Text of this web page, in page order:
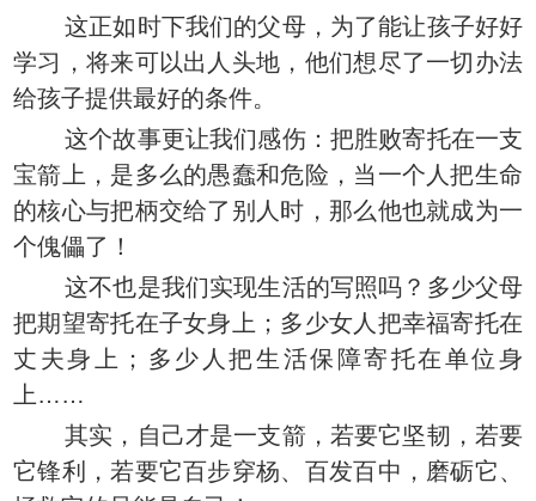
这正如时下我们的父母，为了能让孩子好好
学习，将来可以出人头地，他们想尽了一切办法
给孩子提供最好的条件。
这个故事更让我们感伤：把胜败寄托在一支
宝箭上，是多么的愚蠢和危险，当一个人把生命
的核心与把柄交给了别人时，那么他也就成为一
个傀儡了！
这不也是我们实现生活的写照吗？多少父母
把期望寄托在子女身上；多少女人把幸福寄托在
丈夫身上；多少人把生活保障寄托在单位身
上……
其实，自己才是一支箭，若要它坚韧，若要
它锋利，若要它百步穿杨、百发百中，磨砺它、